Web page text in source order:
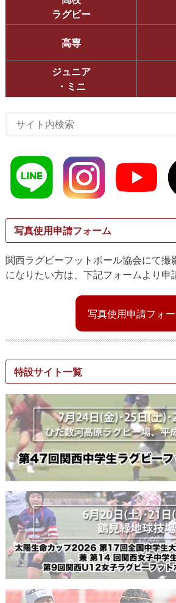
ラグビー
高専
ジュニア
・ミニ
写真使用申請フォーム
関西ラグビーフットボール協会にて撮
になりたい方は、下記フォームより申
写真使用申請フォ
特設サイト一覧